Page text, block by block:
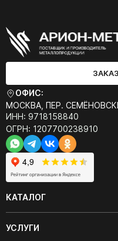
ОФИС:
МОСКВА, ПЕР.
ИНН: 9718158840
ОГРН: 1207700238910
КАТАЛОГ
УСЛУГИ